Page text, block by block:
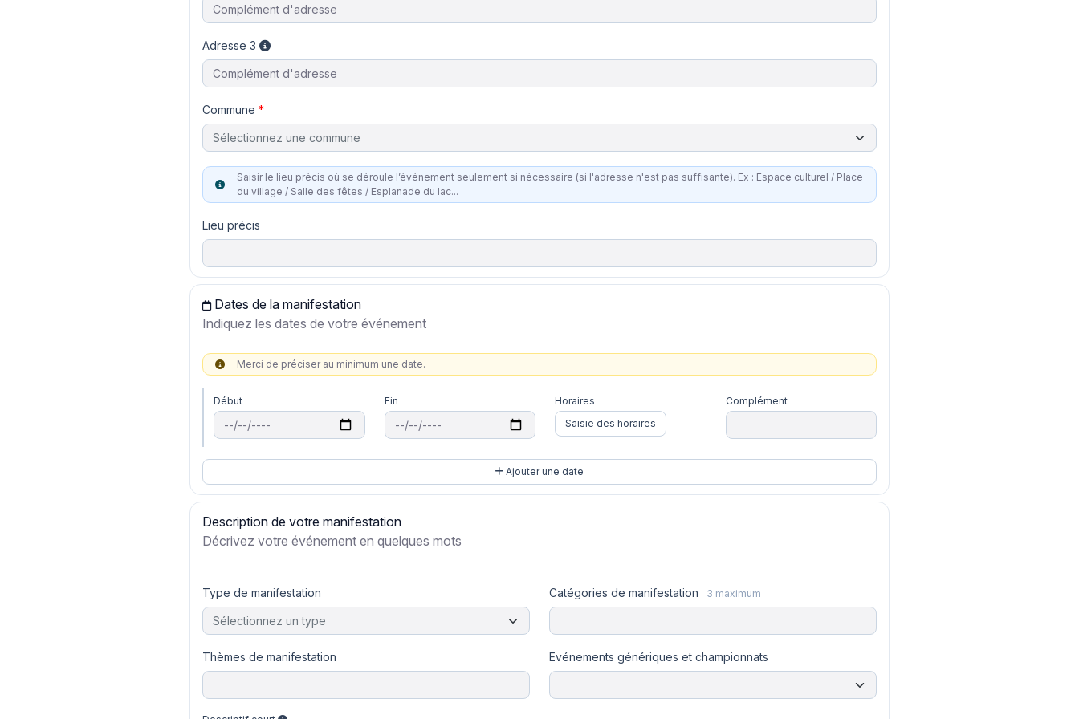
Adresse 3
Commune
Sélectionnez une commune
Saisir le lieu précis où se déroule l’événement seulement si nécessaire (si l'adresse n'est pas suffisante). Ex : Espace culturel / Place
du village / Salle des fêtes / Esplanade du lac...
Lieu précis
Dates de la manifestation
Indiquez les dates de votre événement
Merci de préciser au minimum une date.
Début Fin
Horaires
Saisie des horaires
Complément
Ajouter une date
Description de votre manifestation
Décrivez votre événement en quelques mots
Type de manifestation
Sélectionnez un type
Catégories de manifestation 3 maximum
Thèmes de manifestation Evénements génériques et championnats